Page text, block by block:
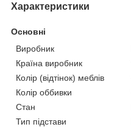
Характеристики
Основні
Виробник
Країна виробник
Колір (відтінок) меблів
Колір оббивки
Стан
Тип підстави